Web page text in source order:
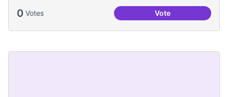
0 Votes VotePassejades